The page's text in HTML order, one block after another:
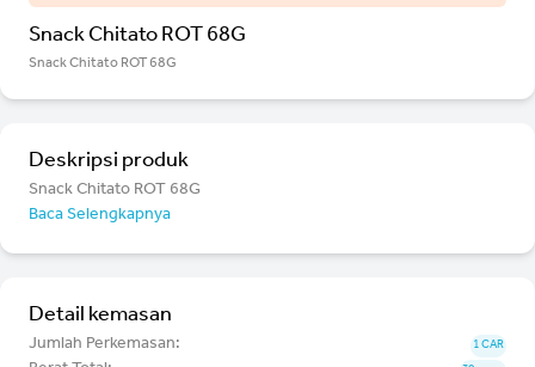
Snack Chitato ROT 68G
Snack Chitato ROT 68G
Deskripsi produk
Snack Chitato ROT 68G
Baca Selengkapnya
Detail kemasan
Jumlah Perkemasan: 1 CAR